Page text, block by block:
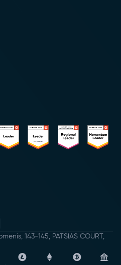
143-145, PATSIAS COURT,